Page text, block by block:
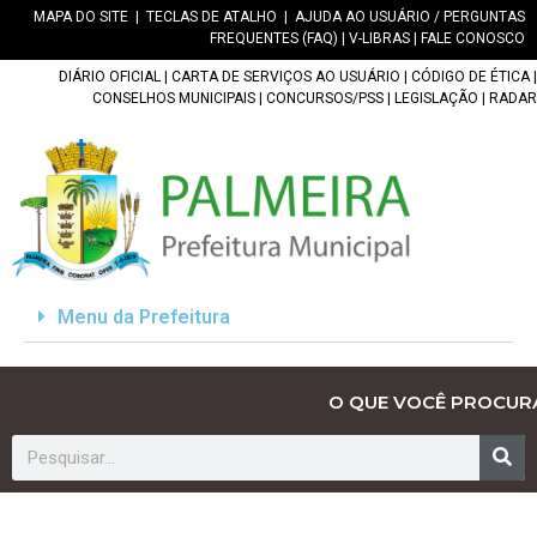
MAPA DO SITE TECLAS DE ATALHO
AJUDA AO USUÁRIO / PERGUNTAS
FREQUENTES (FAQ)
V-LIBRAS FALE CONOSCO
DIÁRIO OFICIAL CARTA DE SERVIÇOS AO USUÁRIO CÓDIGO DE ÉTICA|
CONSELHOS MUNICIPAIS
CONCURSOS/PSS LEGISLAÇÃO RADAR
Menu da Prefeitura
O QUE VOCÊ